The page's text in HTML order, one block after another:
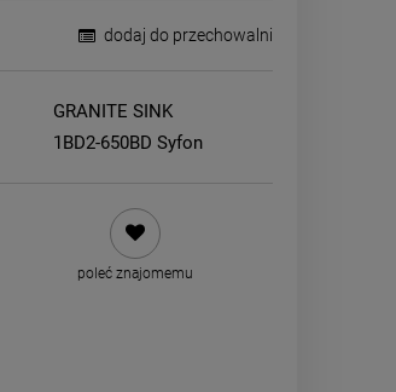
dodaj do przechowalni
GRANITE SINK
1BD2-650BD Syfon
poleć znajomemu